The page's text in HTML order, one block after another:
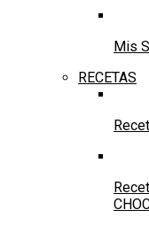
Mis
RECETAS